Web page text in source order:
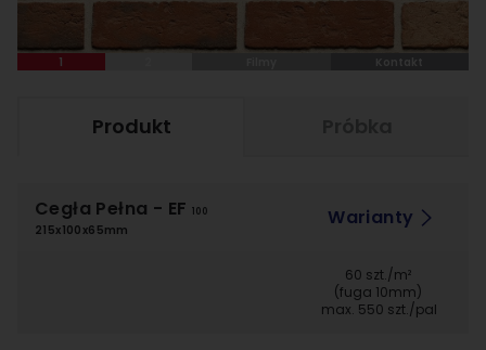
1 Kontakt
Produkt
Cegła Pełna - EF 100
215x100x65mm
Warianty
60 szt./m²
(fuga 10mm)
max. 550 szt./pal